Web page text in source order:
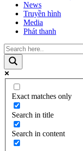
News
Truyền hình
Media
Phát thanh
Exact matches only
Search in title
Search in content